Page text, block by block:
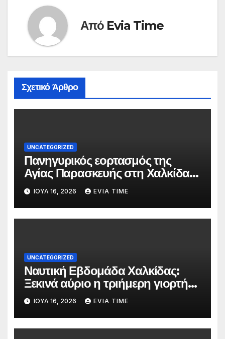
Από Evia Time
Σχετικό Άρθρο
UNCATEGORIZED
Πανηγυρικός εορτασμός της
Αγίας Παρασκευής στη Χαλκίδα
τις 25 και 26 Ιουλίου
ΙΟΎΛ 16, 2026 EVIA TIME
UNCATEGORIZED
Ναυτική Εβδομάδα Χαλκίδας:
Ξεκινά αύριο η τριήμερη γιορτή
στο όνομα της Αγίας Παρασκευής
ΙΟΎΛ 16, 2026 EVIA TIME